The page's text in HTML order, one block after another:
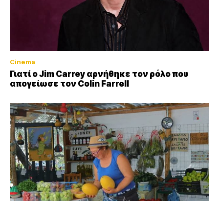
Cinema
Γιατί ο Jim Carrey αρνήθηκε τον ρόλο που
απογείωσε τον Colin Farrell